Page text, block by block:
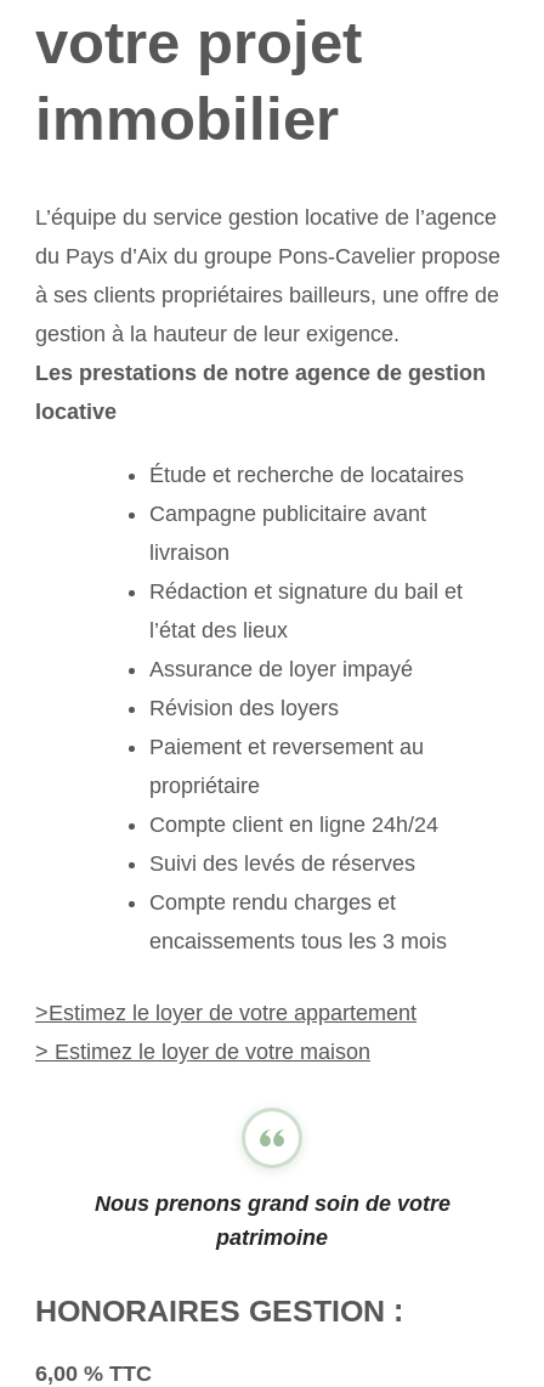
votre projet
immobilier
L’équipe du service gestion locative de l’agence
du Pays d’Aix du groupe Pons-Cavelier propose
à ses clients propriétaires bailleurs, une offre de
gestion à la hauteur de leur exigence.
Les prestations de notre agence de gestion
locative
Étude et recherche de locataires
Campagne publicitaire avant
livraison
Rédaction et signature du bail et
l’état des lieux
Assurance de loyer impayé
Révision des loyers
Paiement et reversement au
propriétaire
Compte client en ligne 24h/24
Suivi des levés de réserves
Compte rendu charges et
encaissements tous les 3 mois
>Estimez le loyer de votre appartement
> Estimez le loyer de votre maison
Nous prenons grand soin de votre
patrimoine
HONORAIRES GESTION :
6,00 % TTC